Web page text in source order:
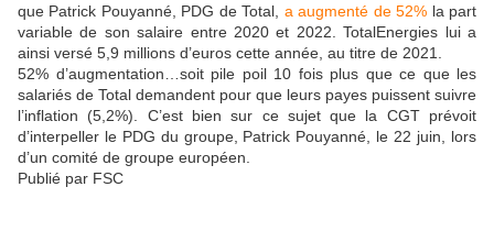
que Patrick Pouyanné, PDG de Total, a augmenté de 52% la part
variable de son salaire entre 2020 et 2022. TotalEnergies lui a
ainsi versé 5,9 millions d’euros cette année, au titre de 2021.
52% d’augmentation…soit pile poil 10 fois plus que ce que les
salariés de Total demandent pour que leurs payes puissent suivre
l’inflation (5,2%). C’est bien sur ce sujet que la CGT prévoit
d’interpeller le PDG du groupe, Patrick Pouyanné, le 22 juin, lors
d’un comité de groupe européen.
Publié par FSC